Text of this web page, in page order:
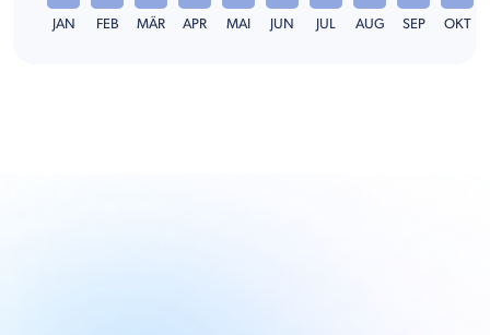
JAN FEB MÄR APR MAI JUN JUL AUG SEP OKT